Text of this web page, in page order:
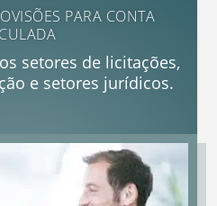
PARA CONTA
setores de licitações,
e setores jurídicos.